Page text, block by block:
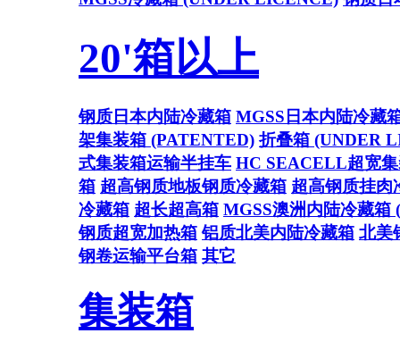
20'箱以上
钢质日本内陆冷藏箱 MGSS日本内陆冷藏
架集装箱 (PATENTED) 折叠箱 (UNDER
式集装箱运输半挂车 HC SEACELL超宽
箱 超高钢质地板钢质冷藏箱 超高钢质挂肉
冷藏箱 超长超高箱 MGSS澳洲内陆冷藏
钢质超宽加热箱 铝质北美内陆冷藏箱 北美
钢卷运输平台箱 其它
集装箱